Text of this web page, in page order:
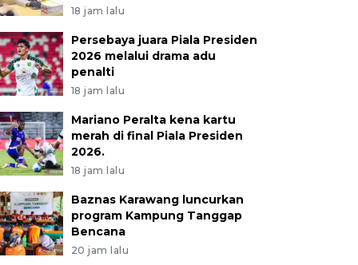
18 jam lalu
Persebaya juara Piala Presiden
2026 melalui drama adu
penalti
18 jam lalu
Mariano Peralta kena kartu
merah di final Piala Presiden
2026.
18 jam lalu
Baznas Karawang luncurkan
program Kampung Tanggap
Bencana
20 jam lalu